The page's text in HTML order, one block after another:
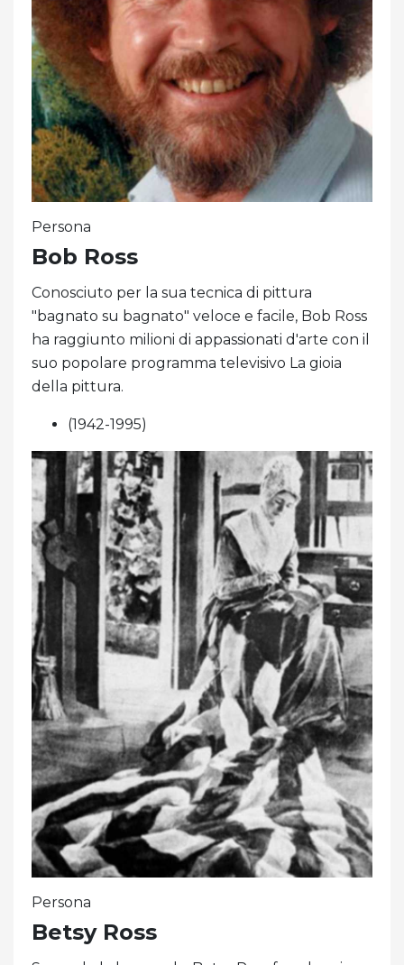
Persona
Bob Ross
Conosciuto per la sua tecnica di pittura
"bagnato su bagnato" veloce e facile, Bob Ross
ha raggiunto milioni di appassionati d'arte con il
suo popolare programma televisivo La gioia
della pittura.
(1942-1995)
Persona
Betsy Ross